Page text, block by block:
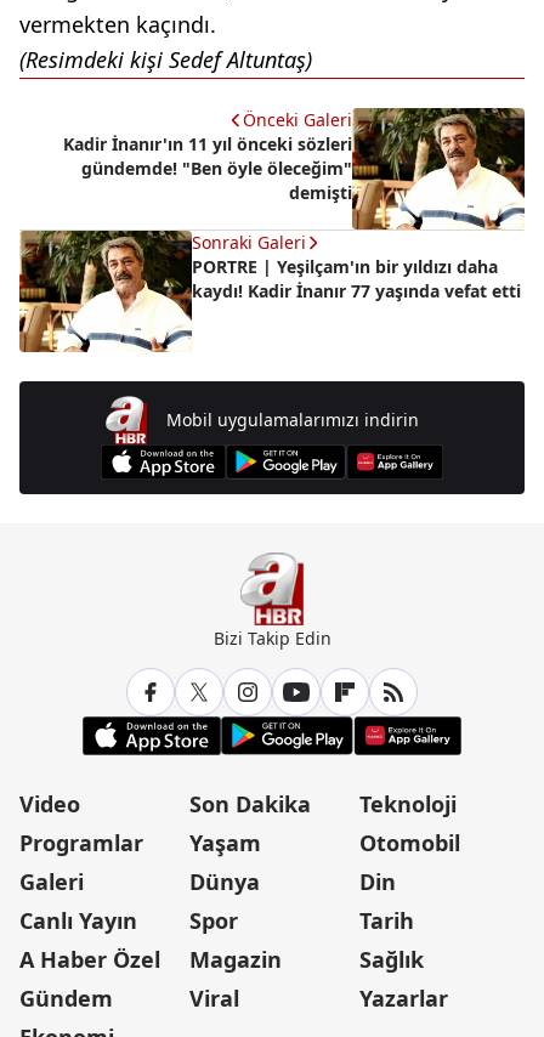
vermekten kaçındı.
(Resimdeki kişi Sedef Altuntaş)
Önceki Galeri
Kadir İnanır'ın 11 yıl önceki sözleri
gündemde! "Ben öyle öleceğim"
demişti
Sonraki Galeri
PORTRE | Yeşilçam'ın bir yıldızı daha
kaydı! Kadir İnanır 77 yaşında vefat etti
Mobil uygulamalarımızı indirin
Bizi Takip Edin
Video
Programlar
Galeri
Canlı Yayın
A Haber Özel
Gündem
Son Dakika
Yaşam
Dünya
Spor
Magazin
Viral
Teknoloji
Otomobil
Din
Tarih
Sağlık
Yazarlar